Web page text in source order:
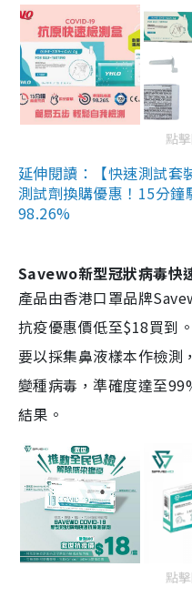
點
延伸閱讀：【快速測試套
測試劑換購優惠！15分鐘
98.26%
Savewo新型冠狀病毒快
產品由香港口罩品牌
抗疫優惠價低至$18買到
要以採集鼻液樣本作檢
變種病毒，準確度達至
結果。
點